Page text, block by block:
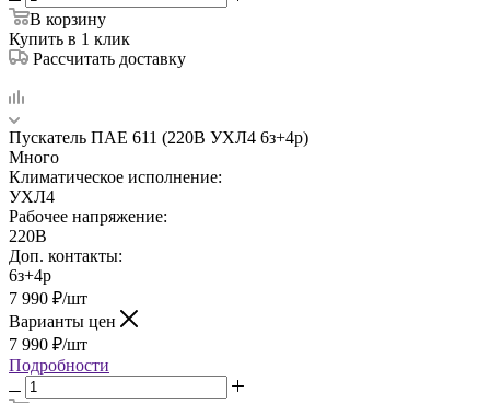
В корзину
Купить в 1 клик
Рассчитать доставку
Пускатель ПАЕ 611 (220В УХЛ4 6з+4р)
Много
Климатическое исполнение:
УХЛ4
Рабочее напряжение:
220В
Доп. контакты:
6з+4р
7 990 ₽/шт
Варианты цен
7 990 ₽/шт
Подробности